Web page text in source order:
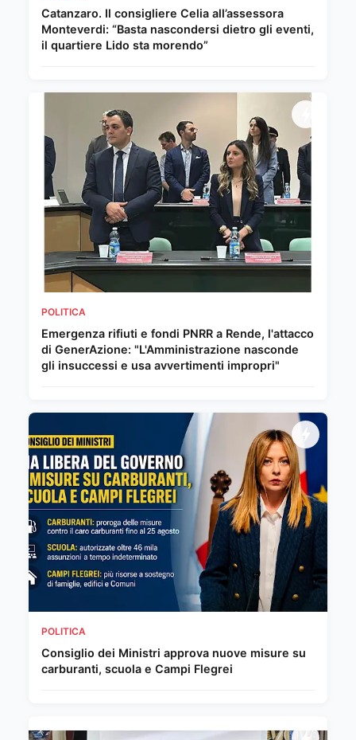
Catanzaro. Il consigliere Celia all’assessora
Monteverdi: “Basta nascondersi dietro gli eventi,
il quartiere Lido sta morendo”
POLITICA
Emergenza rifiuti e fondi PNRR a Rende, l'attacco
di GenerAzione: "L'Amministrazione nasconde
gli insuccessi e usa avvertimenti impropri"
POLITICA
Consiglio dei Ministri approva nuove misure su
carburanti, scuola e Campi Flegrei